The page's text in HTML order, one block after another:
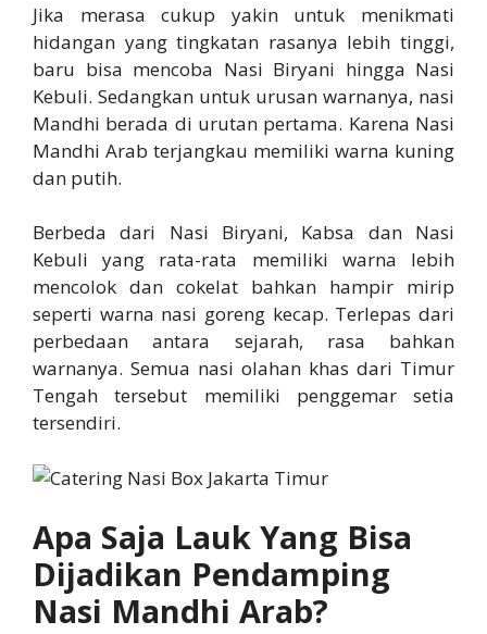
Jika merasa cukup yakin untuk menikmati
hidangan yang tingkatan rasanya lebih tinggi,
baru bisa mencoba Nasi Biryani hingga Nasi
Kebuli. Sedangkan untuk urusan warnanya, nasi
Mandhi berada di urutan pertama. Karena Nasi
Mandhi Arab terjangkau memiliki warna kuning
dan putih.
Berbeda dari Nasi Biryani, Kabsa dan Nasi
Kebuli yang rata-rata memiliki warna lebih
mencolok dan cokelat bahkan hampir mirip
seperti warna nasi goreng kecap. Terlepas dari
perbedaan antara sejarah, rasa bahkan
warnanya. Semua nasi olahan khas dari Timur
Tengah tersebut memiliki penggemar setia
tersendiri.
Apa Saja Lauk Yang Bisa
Dijadikan Pendamping
Nasi Mandhi Arab?